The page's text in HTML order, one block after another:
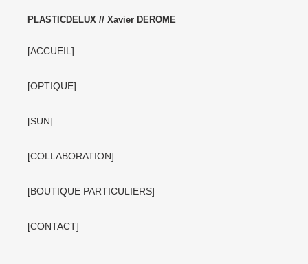
PLASTICDELUX // Xavier DEROME
[ACCUEIL]
[OPTIQUE]
[SUN]
[COLLABORATION]
[BOUTIQUE PARTICULIERS]
[CONTACT]